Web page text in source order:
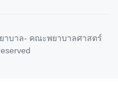
าบาล- คณะพยาบาลศาสตร์